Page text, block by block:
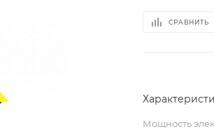
СРАВНИТЬ
Мощность